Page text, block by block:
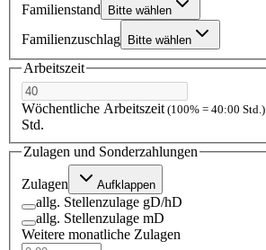
Familienstand Bitte wählen
Familienzuschlag Bitte wählen
Arbeitszeit
Wöchentliche Arbeitszeit (100% = 40:00 Std.)
Std.
Zulagen und Sonderzahlungen
Zulagen Aufklappen
allg. Stellenzulage gD/hD
allg. Stellenzulage mD
Weitere monatliche Zulagen